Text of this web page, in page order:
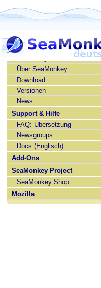
SeaMonkey deutsch
Über SeaMonkey
Download
Versionen
News
Support & Hilfe
FAQ: Übersetzung
Newsgroups
Docs (Englisch)
Add-Ons
SeaMonkey Project
SeaMonkey Shop
Mozilla